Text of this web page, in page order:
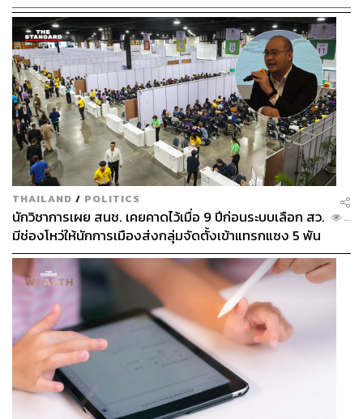
THAILAND / POLITICS
นักวิชาการเผย สนช. เคยคาดไว้เมื่อ 9 ปีก่อนระบบเลือก สว.
มีช่องโหว่ให้นักการเมืองส่งกลุ่มจัดตั้งเข้าแทรกแซง 5 พัน
ล้านยึดประเทศได้
...